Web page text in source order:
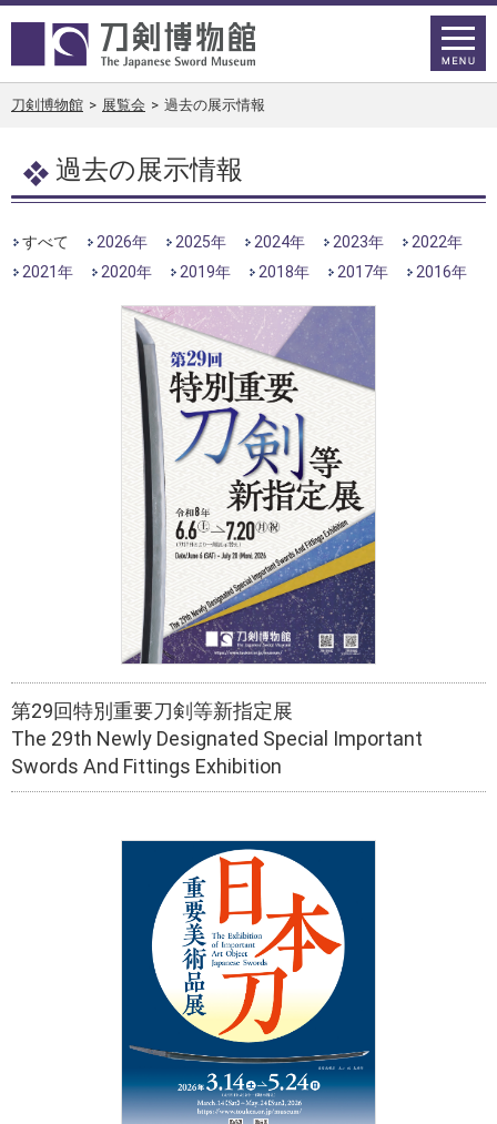
刀剣博物館 > 展覧会 > 過去の展示情報
過去の展示情報
すべて 2026年 2025年 2024年 2023年
2022年
2021年
2020年 2019年 2018年 2017年 2016年
第29回特別重要刀剣等新指定展
The 29th Newly Designated Special Important
Swords And Fittings Exhibition